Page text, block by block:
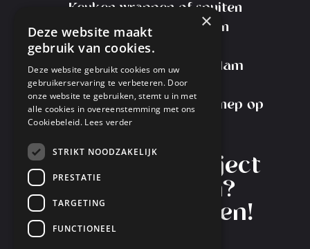
Keuken wrappen of spuiten
Kosten Keuken Spuiten
Meubels spuiten
Meubelspuiterij Amsterdam
Transport Service
Interieurspuiterij Nieuw-Vennep op
Instagram
Heb je een project
in gedachten?
Laten we starten!
×
Deze website maakt
gebruik van cookies.
Deze website gebruikt cookies om uw
gebruikerservaring te verbeteren. Door
onze website te gebruiken, stemt u in met
alle cookies in overeenstemming met ons
Cookiebeleid. Lees verder
STRIKT NOODZAKELIJK
PRESTATIE
TARGETING
FUNCTIONEEL